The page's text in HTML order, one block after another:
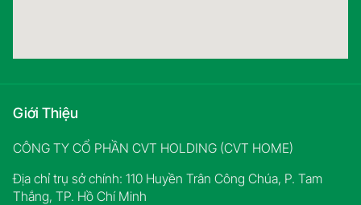
Giới Thiệu
CÔNG TY CỔ PHẦN CVT HOLDING (CVT HOME)
Địa chỉ trụ sở chính: 110 Huyền Trân Công Chúa, P. Tam
Thắng, TP. Hồ Chí Minh